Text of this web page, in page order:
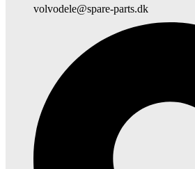
volvodele@spare-parts.dk